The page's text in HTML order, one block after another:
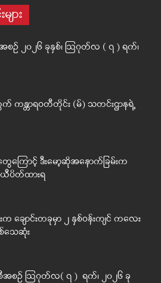
ား
အစဉ် ၂၀၂၆ ခုနှစ်၊ ဩဂုတ်လ ( ၇ ) ရက်၊
န္တာရဝတီတိုင်း (မ်) သတင်းဌာနရဲ့
ောင့် ဒီးမော့ဆိုအနောက်ခြမ်းက
ယီပိတ်ထားရ
ချောင်းတခုမှာ ၂ နှစ်ဝန်းကျင် ကလေး
သေဆုံး
အစဉ် ဩဂုတ်လ( ၇ ) ရက်၊ ၂၀၂၆ ခု